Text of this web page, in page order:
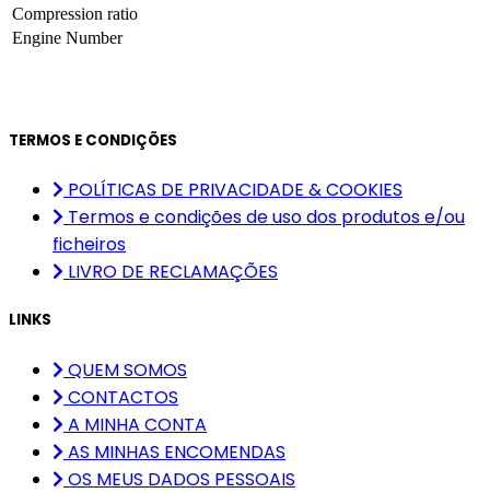
Compression ratio
Engine Number
TERMOS E CONDIÇÕES
POLÍTICAS DE PRIVACIDADE & COOKIES
Termos e condições de uso dos produtos e/ou
ficheiros
LIVRO DE RECLAMAÇÕES
LINKS
QUEM SOMOS
CONTACTOS
A MINHA CONTA
AS MINHAS ENCOMENDAS
OS MEUS DADOS PESSOAIS